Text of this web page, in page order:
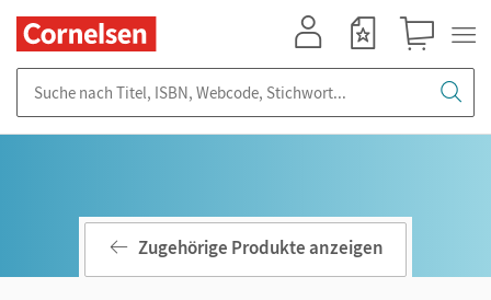
Zugehörige Produkte anzeigen